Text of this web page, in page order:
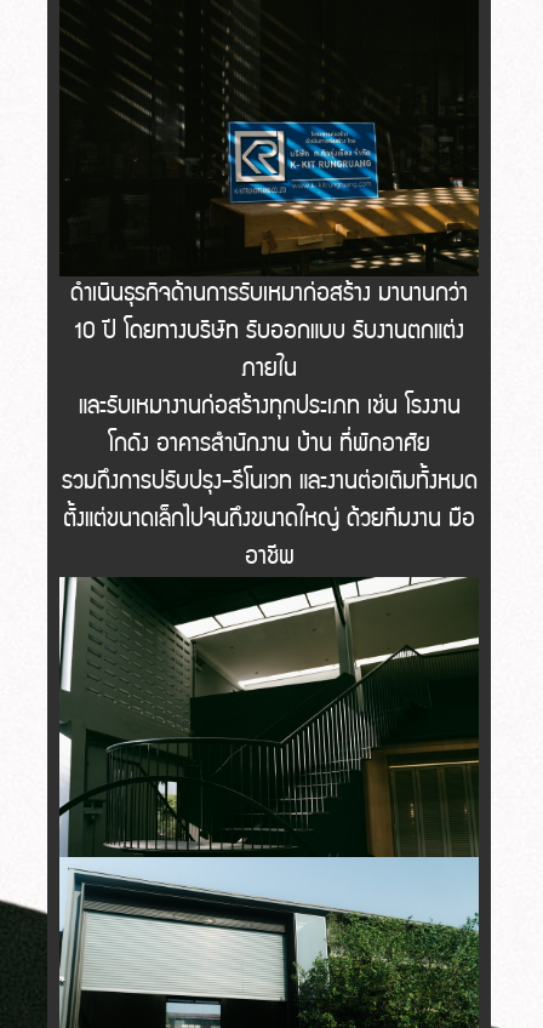
ดำเนินธุรกิจด้านการรับเหมาก่อสร้าง มานานกว่า
10 ปี โดยทางบริษัท รับออกแบบ รับงานตกแต่ง
ภายใน
และรับเหมางานก่อสร้างทุกประเภท เช่น โรงงาน
โกดัง อาคารสำนักงาน บ้าน ที่พักอาศัย
รวมถึงการปรับปรุง-รีโนเวท และงานต่อเติมทั้งหมด
ตั้งแต่ขนาดเล็กไปจนถึงขนาดใหญ่ ด้วยทีมงาน มือ
อาชีพ